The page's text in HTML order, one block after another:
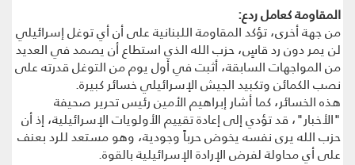
المقاومة كعامل ردع:
من جهة أخرى، تؤكد المقاومة اللبنانية على أن أي توغل إسرائيلي
لن يمر دون رد قاسٍ، حزب الله الذي استطاع أن يصمد في العديد
من المواجهات السابقة، أثبت في أول يوم من التوغل قدرته على
نصب الكمائن وتكبيد الجيش الإسرائيلي خسائر كبيرة.
هذه الخسائر، كما أشار إبراهيم الأمين رئيس تحرير صحيفة
"الأخبار"، قد تؤدي إلى إعادة تقييم الأولويات الإسرائيلية، إذ أن
حزب الله يرى نفسه يخوض حرباً وجودية، وهو مستعد للرد بعنف
على أي محاولة لفرض الإرادة الإسرائيلية بالقوة.